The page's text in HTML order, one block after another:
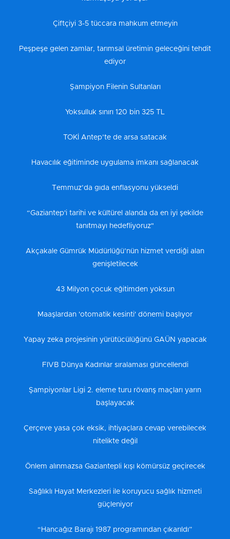
Çiftçiyi 3-5 tüccara mahkum etmeyin
Peşpeşe gelen zamlar, tarımsal üretimin geleceğini tehdit
ediyor
Şampiyon Filenin Sultanları
Yoksulluk sınırı 120 bin 325 TL
TOKİ Antep’te de arsa satacak
Havacılık eğitiminde uygulama imkanı sağlanacak
Temmuz’da gıda enflasyonu yükseldi
“Gaziantep'i tarihi ve kültürel alanda da en iyi şekilde
tanıtmayı hedefliyoruz"
Akçakale Gümrük Müdürlüğü’nün hizmet verdiği alan
genişletilecek
43 Milyon çocuk eğitimden yoksun
Maaşlardan 'otomatik kesinti' dönemi başlıyor
Yapay zeka projesinin yürütücülüğünü GAÜN yapacak
FIVB Dünya Kadınlar sıralaması güncellendi
Şampiyonlar Ligi 2. eleme turu rövanş maçları yarın
başlayacak
Çerçeve yasa çok eksik, ihtiyaçlara cevap verebilecek
nitelikte değil
Önlem alınmazsa Gaziantepli kışı kömürsüz geçirecek
Sağlıklı Hayat Merkezleri ile koruyucu sağlık hizmeti
güçleniyor
“Hancağız Barajı 1987 programından çıkarıldı”